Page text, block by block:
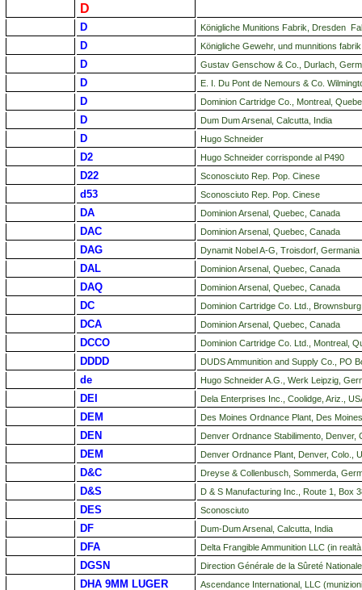
D
D Königliche Munitions Fabrik, Dresden
D Königliche Gewehr, und munnitions
D Gustav Genschow & Co., Durlach,
D E. I. Du Pont de Nemours & Co.
D Dominion Cartridge Co., Montreal,
D Dum Dum Arsenal, Calcutta, India
D Hugo Schneider
D2 Hugo Schneider corrisponde al P490
D22 Sconosciuto Rep. Pop. Cinese
d53 Sconosciuto Rep. Pop. Cinese
DA Dominion Arsenal, Quebec, Canada
DAC Dominion Arsenal, Quebec, Canada
DAG Dynamit Nobel A-G, Troisdorf,
DAL Dominion Arsenal, Quebec, Canada
DAQ Dominion Arsenal, Quebec, Canada
DC Dominion Cartridge Co. Ltd.,
DCA Dominion Arsenal, Quebec, Canada
DCCO Dominion Cartridge Co. Ltd., Montreal,
DDDD DUDS Ammunition and Supply Co., PO
de Hugo Schneider A.G., Werk Leipzig,
DEI Dela Enterprises Inc., Coolidge, Ariz.,
DEM Des Moines Ordnance Plant, Des
DEN Denver Ordnance Stabilimento, Denver,
DEM Denver Ordnance Plant, Denver, Colo.,
D&C Dreyse & Collenbusch, Sommerda,
D&S D & S Manufacturing Inc., Route 1, Box
DES Sconosciuto
DF Dum-Dum Arsenal, Calcutta, India
DFA Delta Frangible Ammunition LLC (in
DGSN Direction Générale de la Sûreté
DHA 9MM LUGER Ascendance International, LLC